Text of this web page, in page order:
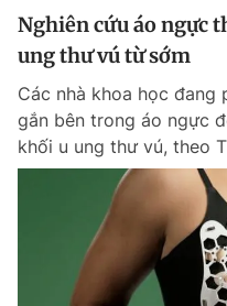
Chuyên mục khác
Chào ngày mới
Tin thị trường
Thông tin tài khoản
Đổi mật khẩu
Tin đã lưu
Tin đã xem
Đăng xuất
Nghiên cứu áo ngực
ung thư vú từ sớm
Các nhà khoa học
gắn bên trong áo ngực
khối u ung thư vú, theo